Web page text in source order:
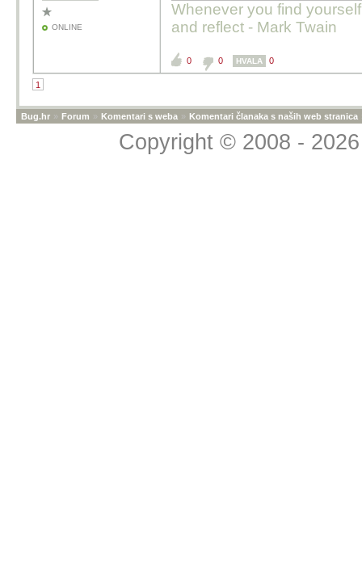
ONLINE
Whenever you find
and reflect - Mark Twain
0 0 HVALA 0
1
Bug.hr » Forum » Komentari s weba » Komentari članaka s naših web stranica
Copyright © 2008 -